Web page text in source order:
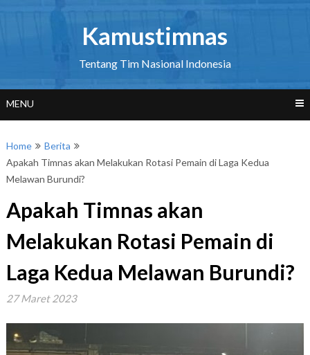
Kamustimnas
Tentang Tim Nasional Indonesia
MENU
Home
Berita
Apakah Timnas akan Melakukan Rotasi Pemain di Laga Kedua
Melawan Burundi?
Apakah Timnas akan
Melakukan Rotasi Pemain di
Laga Kedua Melawan Burundi?
27 Maret 2023